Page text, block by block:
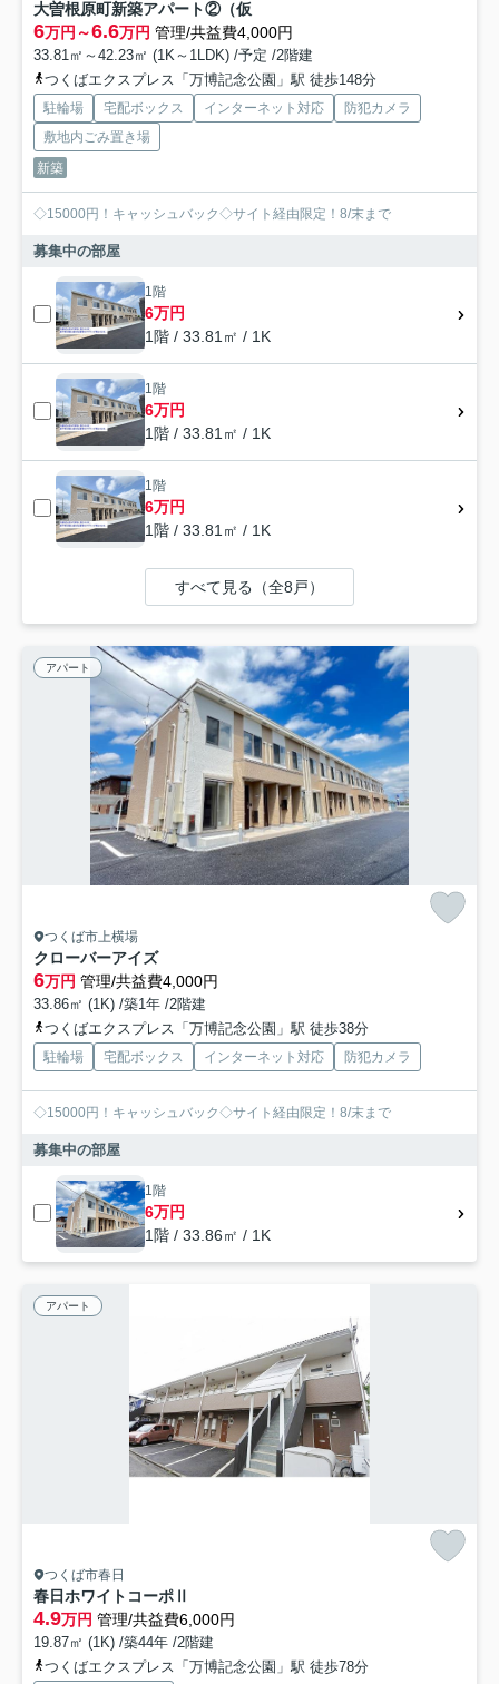
大曽根原町新築アパート②（仮
6万円～6.6万円 管理/共益費4,000円
33.81㎡～42.23㎡ (1K～1LDK) /予定 /2階建
つくばエクスプレス「万博記念公園」駅 徒歩148分
駐輪場 宅配ボックス インターネット対応
防犯カメラ
敷地内ごみ置き場
新築
◇15000円！キャッシュバック◇サイト経由限定！8/末まで
募集中の部屋
1階
6万円
1階 / 33.81㎡ / 1K
1階
6万円
1階 / 33.81㎡ / 1K
1階
6万円
1階 / 33.81㎡ / 1K
すべて見る（全8戸）
アパート
つくば市上横場
クローバーアイズ
6万円 管理/共益費4,000円
33.86㎡ (1K) /築1年 /2階建
つくばエクスプレス「万博記念公園」駅 徒歩38分
駐輪場 宅配ボックス インターネット対応 防犯カメラ
◇15000円！キャッシュバック◇サイト経由限定！8/末まで
募集中の部屋
1階
6万円
1階 / 33.86㎡ / 1K
アパート
つくば市春日
春日ホワイトコーポⅡ
4.9万円 管理/共益費6,000円
19.87㎡ (1K) /築44年 /2階建
つくばエクスプレス「万博記念公園」駅 徒歩78分